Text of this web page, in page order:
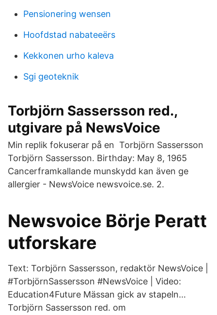
Pensionering wensen
Hoofdstad nabateeërs
Kekkonen urho kaleva
Sgi geoteknik
Torbjörn Sassersson red.,
utgivare på NewsVoice
Min replik fokuserar på en Torbjörn Sassersson
Torbjörn Sassersson. Birthday: May 8, 1965
Cancerframkallande munskydd kan även ge
allergier - NewsVoice newsvoice.se. 2.
Newsvoice Börje Peratt
utforskare
Text: Torbjörn Sassersson, redaktör NewsVoice |
#TorbjörnSassersson #NewsVoice | Video:
Education4Future Mässan gick av stapeln…
Torbjörn Sassersson red. om